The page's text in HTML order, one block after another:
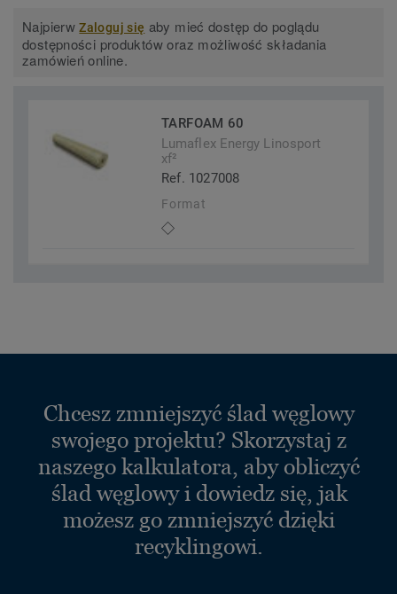
NajpierwZaloguj się aby mieć dostęp do poglądu
dostępności produktów oraz możliwość składania
zamówień online.
TARFOAM 60
Lumaflex Energy Linosport
xf²
Ref. 1027008
Format
Chcesz zmniejszyć ślad węglowy
swojego projektu? Skorzystaj z
naszego kalkulatora, aby obliczyć
ślad węglowy i dowiedz się, jak
możesz go zmniejszyć dzięki
recyklingowi.